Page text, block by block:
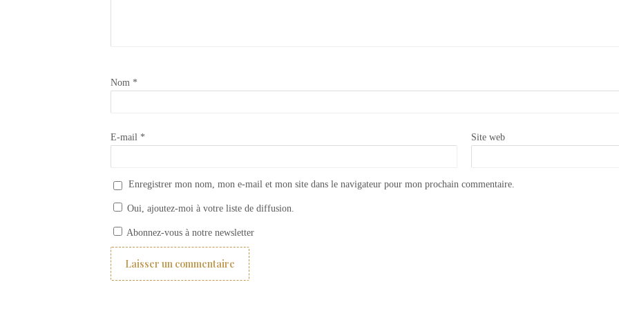
Nom *
E-mail * Site web
Enregistrer mon nom, mon e-mail et mon site dans le navigateur pour mon prochain commentaire.
Oui, ajoutez-moi à votre liste de diffusion.
Abonnez-vous à notre newsletter